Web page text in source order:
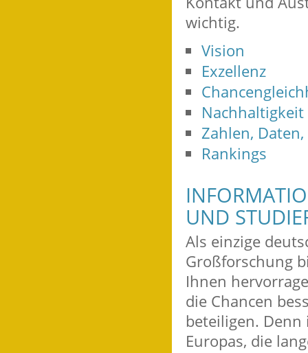
wichtig.
Vision
Exzellenz
Nachhaltigkeit
Zahlen,
Rankings
UND
Als einzige
Großforschung
Ihnen
die Chancen
beteiligen.
Europas, die